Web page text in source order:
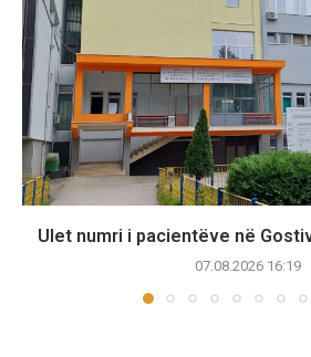
Ulet numri i pacientëve në
07.08.2026 16:19